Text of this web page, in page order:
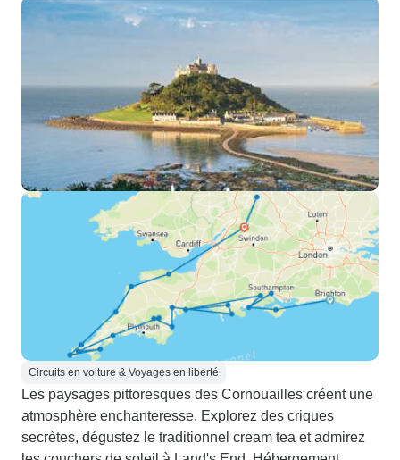
Circuits en voiture & Voyages en liberté
Les paysages pittoresques des Cornouailles créent une
atmosphère enchanteresse. Explorez des criques
secrètes, dégustez le traditionnel cream tea et admirez